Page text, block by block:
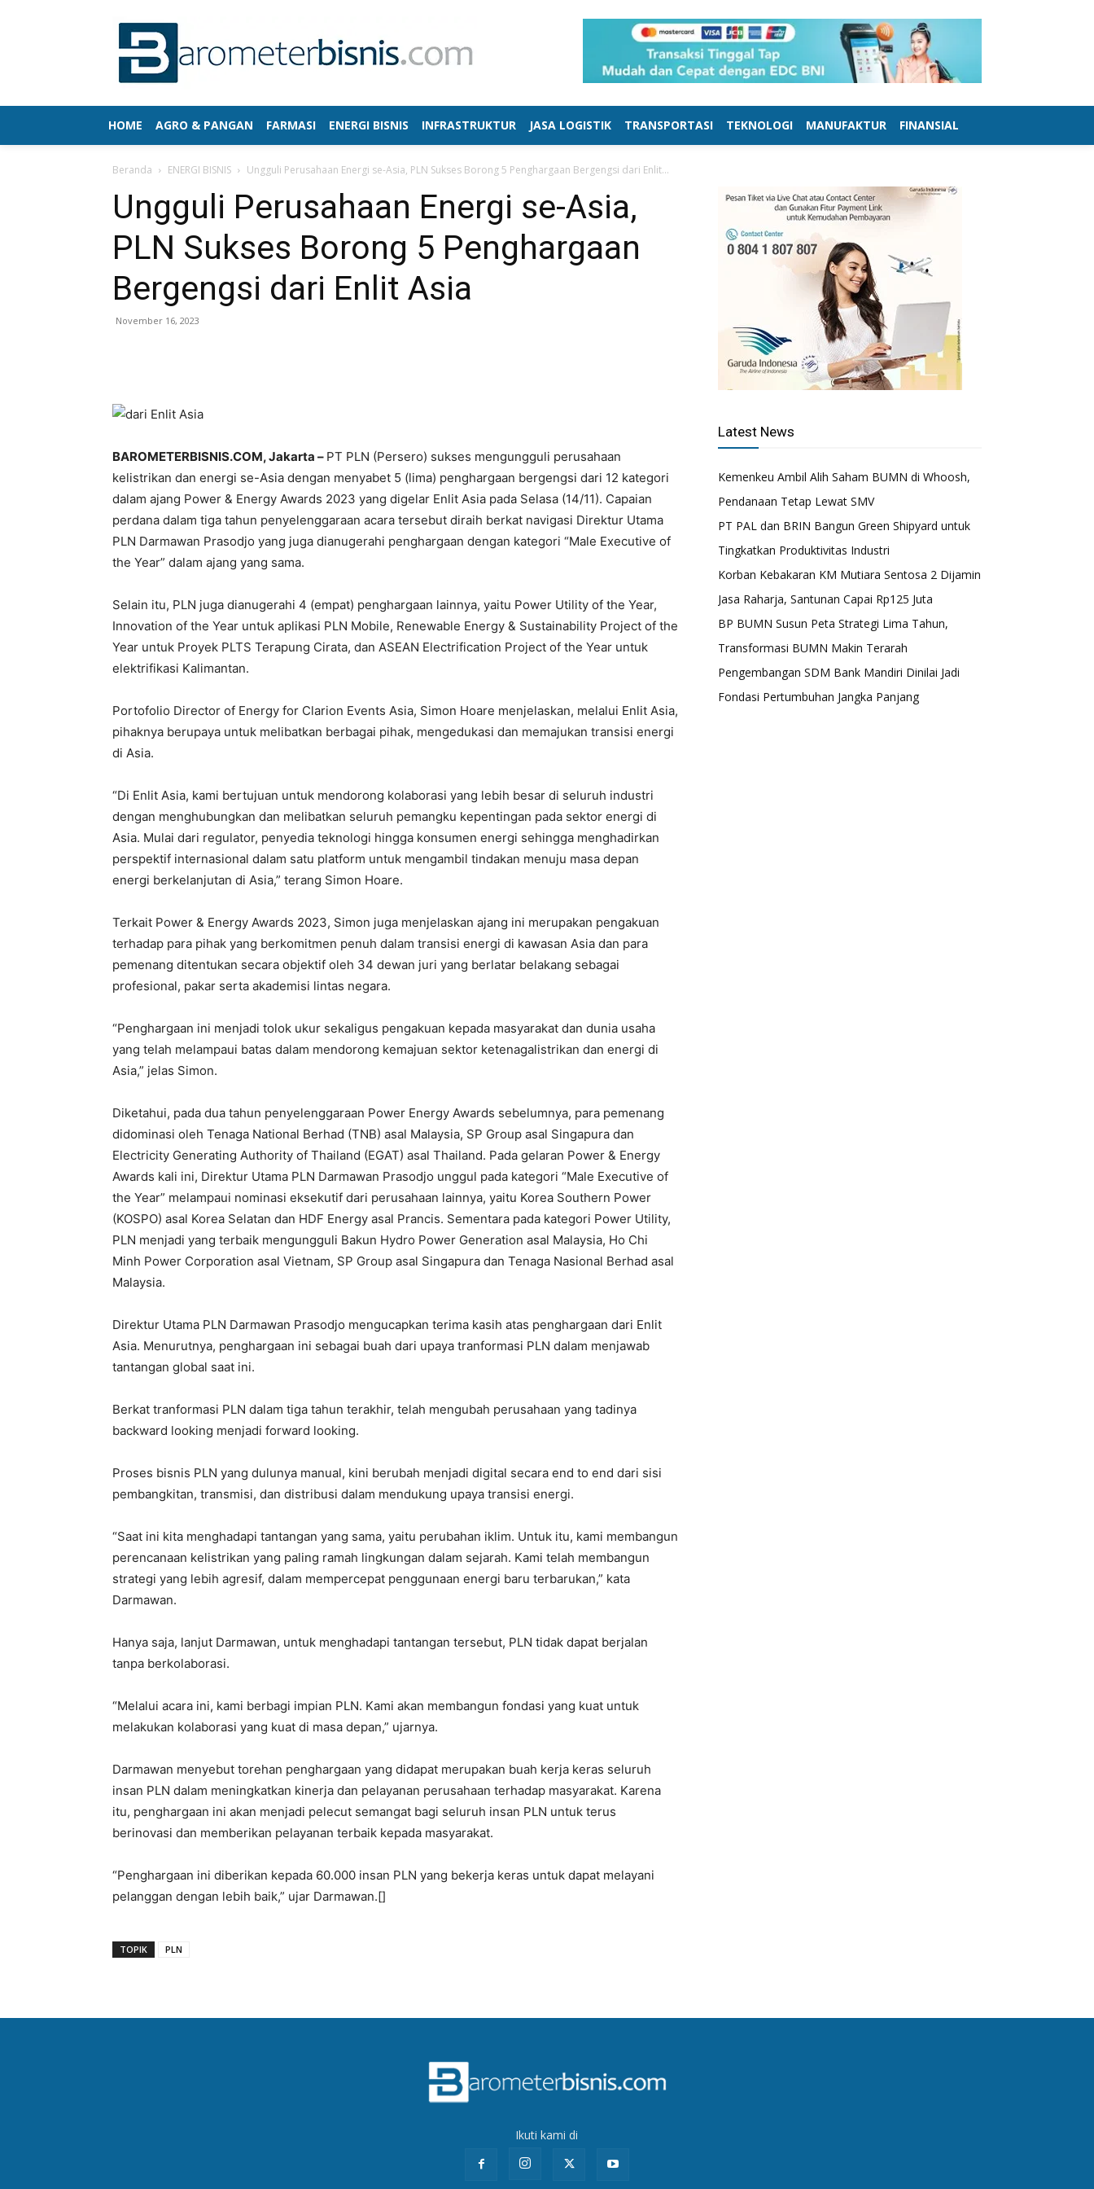
HOME AGRO & PANGAN FARMASI ENERGI BISNIS INFRASTRUKTUR JASA LOGISTIK TRANSPORTASI TEKNOLOGI MANUFAKTUR FINANSIAL
Beranda ENERGI BISNIS Ungguli Perusahaan Energi se-Asia, PLN Sukses Borong 5 Penghargaan Bergengsi dari Enlit...
Ungguli Perusahaan Energi se-Asia,
PLN Sukses Borong 5 Penghargaan
Bergengsi dari Enlit Asia
November 16, 2023
BAROMETERBISNIS.COM, Jakarta – PT PLN (Persero) sukses mengungguli perusahaan
kelistrikan dan energi se-Asia dengan menyabet 5 (lima) penghargaan bergengsi dari 12 kategori
dalam ajang Power & Energy Awards 2023 yang digelar Enlit Asia pada Selasa (14/11). Capaian
perdana dalam tiga tahun penyelenggaraan acara tersebut diraih berkat navigasi Direktur Utama
PLN Darmawan Prasodjo yang juga dianugerahi penghargaan dengan kategori “Male Executive of
the Year” dalam ajang yang sama.
Selain itu, PLN juga dianugerahi 4 (empat) penghargaan lainnya, yaitu Power Utility of the Year,
Innovation of the Year untuk aplikasi PLN Mobile, Renewable Energy & Sustainability Project of the
Year untuk Proyek PLTS Terapung Cirata, dan ASEAN Electrification Project of the Year untuk
elektrifikasi Kalimantan.
Portofolio Director of Energy for Clarion Events Asia, Simon Hoare menjelaskan, melalui Enlit Asia,
pihaknya berupaya untuk melibatkan berbagai pihak, mengedukasi dan memajukan transisi energi
di Asia.
“Di Enlit Asia, kami bertujuan untuk mendorong kolaborasi yang lebih besar di seluruh industri
dengan menghubungkan dan melibatkan seluruh pemangku kepentingan pada sektor energi di
Asia. Mulai dari regulator, penyedia teknologi hingga konsumen energi sehingga menghadirkan
perspektif internasional dalam satu platform untuk mengambil tindakan menuju masa depan
energi berkelanjutan di Asia,” terang Simon Hoare.
Terkait Power & Energy Awards 2023, Simon juga menjelaskan ajang ini merupakan pengakuan
terhadap para pihak yang berkomitmen penuh dalam transisi energi di kawasan Asia dan para
pemenang ditentukan secara objektif oleh 34 dewan juri yang berlatar belakang sebagai
profesional, pakar serta akademisi lintas negara.
“Penghargaan ini menjadi tolok ukur sekaligus pengakuan kepada masyarakat dan dunia usaha
yang telah melampaui batas dalam mendorong kemajuan sektor ketenagalistrikan dan energi di
Asia,” jelas Simon.
Diketahui, pada dua tahun penyelenggaraan Power Energy Awards sebelumnya, para pemenang
didominasi oleh Tenaga National Berhad (TNB) asal Malaysia, SP Group asal Singapura dan
Electricity Generating Authority of Thailand (EGAT) asal Thailand. Pada gelaran Power & Energy
Awards kali ini, Direktur Utama PLN Darmawan Prasodjo unggul pada kategori “Male Executive of
the Year” melampaui nominasi eksekutif dari perusahaan lainnya, yaitu Korea Southern Power
(KOSPO) asal Korea Selatan dan HDF Energy asal Prancis. Sementara pada kategori Power Utility,
PLN menjadi yang terbaik mengungguli Bakun Hydro Power Generation asal Malaysia, Ho Chi
Minh Power Corporation asal Vietnam, SP Group asal Singapura dan Tenaga Nasional Berhad asal
Malaysia.
Direktur Utama PLN Darmawan Prasodjo mengucapkan terima kasih atas penghargaan dari Enlit
Asia. Menurutnya, penghargaan ini sebagai buah dari upaya tranformasi PLN dalam menjawab
tantangan global saat ini.
Berkat tranformasi PLN dalam tiga tahun terakhir, telah mengubah perusahaan yang tadinya
backward looking menjadi forward looking.
Proses bisnis PLN yang dulunya manual, kini berubah menjadi digital secara end to end dari sisi
pembangkitan, transmisi, dan distribusi dalam mendukung upaya transisi energi.
“Saat ini kita menghadapi tantangan yang sama, yaitu perubahan iklim. Untuk itu, kami membangun
perencanaan kelistrikan yang paling ramah lingkungan dalam sejarah. Kami telah membangun
strategi yang lebih agresif, dalam mempercepat penggunaan energi baru terbarukan,” kata
Darmawan.
Hanya saja, lanjut Darmawan, untuk menghadapi tantangan tersebut, PLN tidak dapat berjalan
tanpa berkolaborasi.
“Melalui acara ini, kami berbagi impian PLN. Kami akan membangun fondasi yang kuat untuk
melakukan kolaborasi yang kuat di masa depan,” ujarnya.
Darmawan menyebut torehan penghargaan yang didapat merupakan buah kerja keras seluruh
insan PLN dalam meningkatkan kinerja dan pelayanan perusahaan terhadap masyarakat. Karena
itu, penghargaan ini akan menjadi pelecut semangat bagi seluruh insan PLN untuk terus
berinovasi dan memberikan pelayanan terbaik kepada masyarakat.
“Penghargaan ini diberikan kepada 60.000 insan PLN yang bekerja keras untuk dapat melayani
pelanggan dengan lebih baik,” ujar Darmawan.[]
TOPIK PLN
Latest News
Kemenkeu Ambil Alih Saham BUMN di Whoosh,
Pendanaan Tetap Lewat SMV
PT PAL dan BRIN Bangun Green Shipyard untuk
Tingkatkan Produktivitas Industri
Korban Kebakaran KM Mutiara Sentosa 2 Dijamin
Jasa Raharja, Santunan Capai Rp125 Juta
BP BUMN Susun Peta Strategi Lima Tahun,
Transformasi BUMN Makin Terarah
Pengembangan SDM Bank Mandiri Dinilai Jadi
Fondasi Pertumbuhan Jangka Panjang
Ikuti kami di